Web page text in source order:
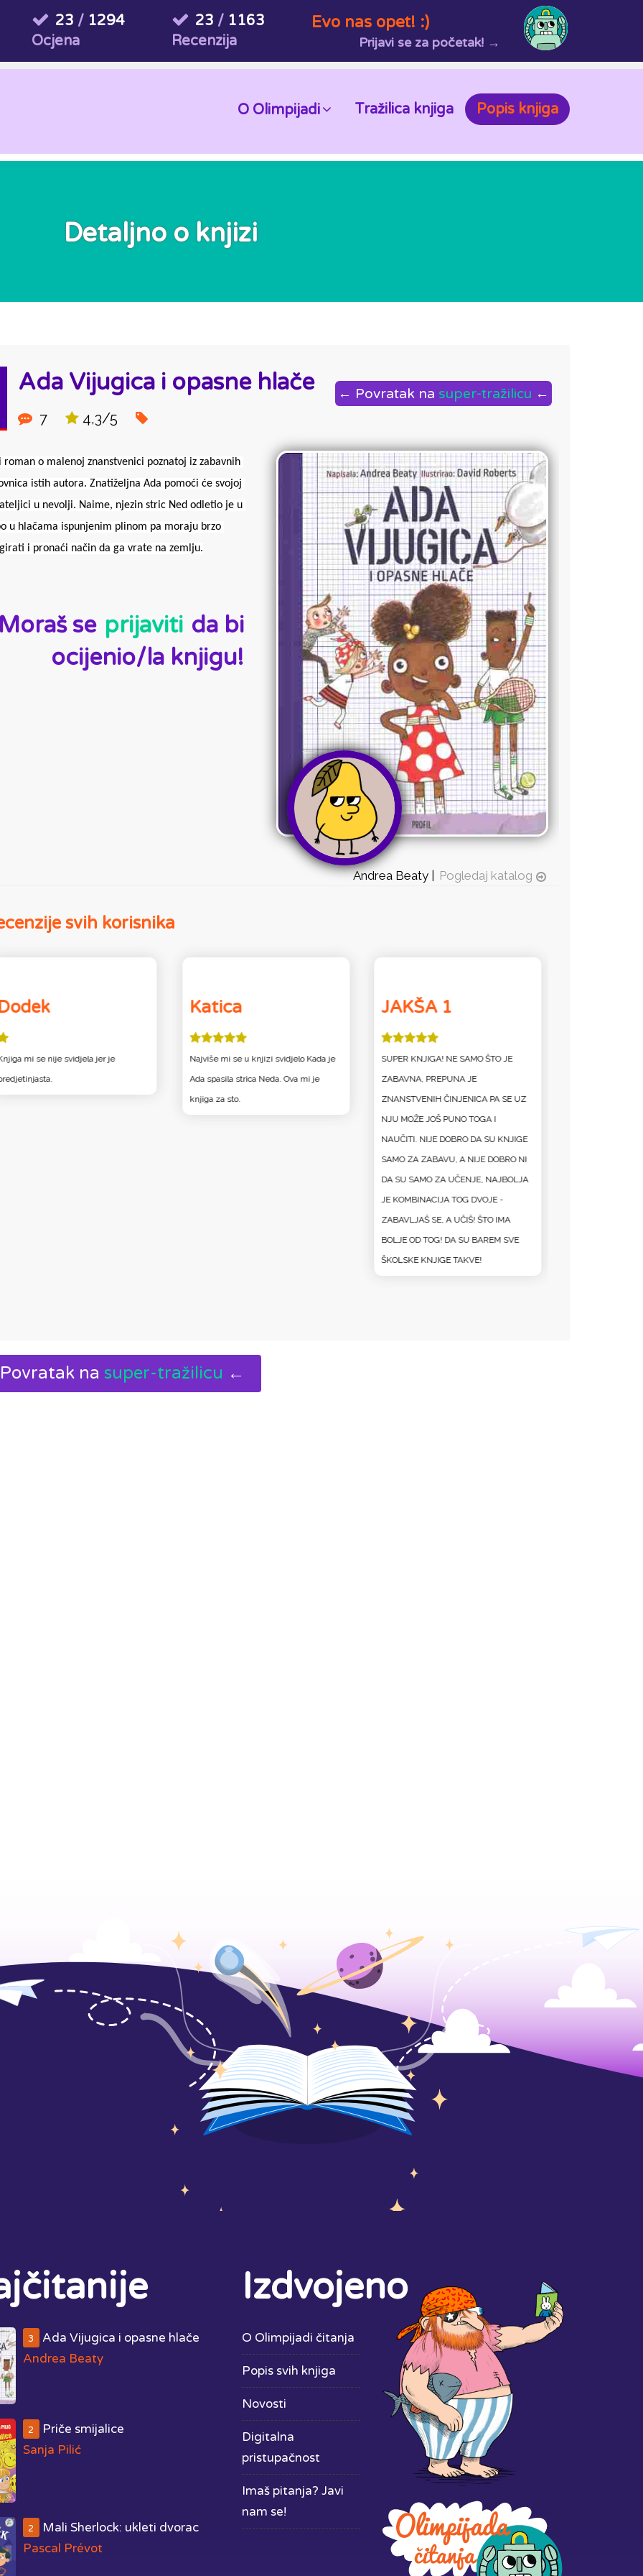
23 / 1294
Ocjena
23 / 1163
Recenzija
Evo nas opet! :)
Prijavi se za početak! →
O Olimpijadi Tražilica knjiga Popis knjiga
Detaljno o knjizi
Ada Vijugica i opasne hlače
7 4,3/5
← Povratak na super-tražilicu ←
roman o malenoj znanstvenici poznatoj iz zabavnih
istih autora. Znatiželjna Ada pomoći će svojoj
u nevolji. Naime, njezin stric Ned odletio je u
u hlačama ispunjenim plinom pa moraju brzo
i pronaći način da ga vrate na zemlju.
se prijaviti da bi
ocijenio/la knjigu!
Andrea Beaty | Pogledaj katalog
svih korisnika
mi se nije svidjela jer je
Katica
Najviše mi se u knjizi svidjelo Kada je
Ada spasila strica Neda. Ova mi je
knjiga za sto.
JAKŠA 1
SUPER KNJIGA! NE SAMO ŠTO JE
ZABAVNA, PREPUNA JE
ZNANSTVENIH ČINJENICA PA SE UZ
NJU MOŽE JOŠ PUNO TOGA I
NAUČITI. NIJE DOBRO DA SU KNJIGE
SAMO ZA ZABAVU, A NIJE DOBRO NI
DA SU SAMO ZA UČENJE, NAJBOLJA
JE KOMBINACIJA TOG DVOJE -
ZABAVLJAŠ SE, A UČIŠ! ŠTO IMA
BOLJE OD TOG! DA SU BAREM SVE
ŠKOLSKE KNJIGE TAKVE!
na super-tražilicu ←
3
Ada Vijugica i opasne hlače
Andrea Beaty
2
Priče smijalice
Sanja Pilić
2
Mali Sherlock: ukleti dvorac
Pascal Prévot
Izdvojeno
O Olimpijadi čitanja
Popis svih knjiga
Novosti
Digitalna
pristupačnost
Imaš pitanja? Javi
nam se!